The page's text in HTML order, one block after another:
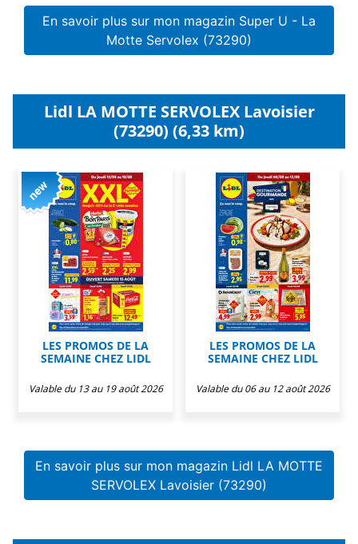
En savoir plus sur mon magazin Super U - La
Motte Servolex (73290)
Lidl LA MOTTE SERVOLEX Lavoisier
(73290) (6,33 km)
LES PROMOS DE LA
SEMAINE CHEZ LIDL
Valable du 13 au 19 août 2026
LES PROMOS DE LA
SEMAINE CHEZ LIDL
Valable du 06 au 12 août 2026
En savoir plus sur mon magazin Lidl LA MOTTE
SERVOLEX Lavoisier (73290)